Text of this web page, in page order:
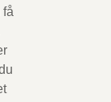
få